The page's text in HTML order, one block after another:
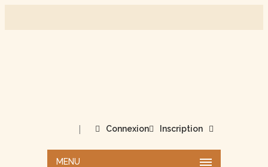
Connexion
| Inscription
MENU